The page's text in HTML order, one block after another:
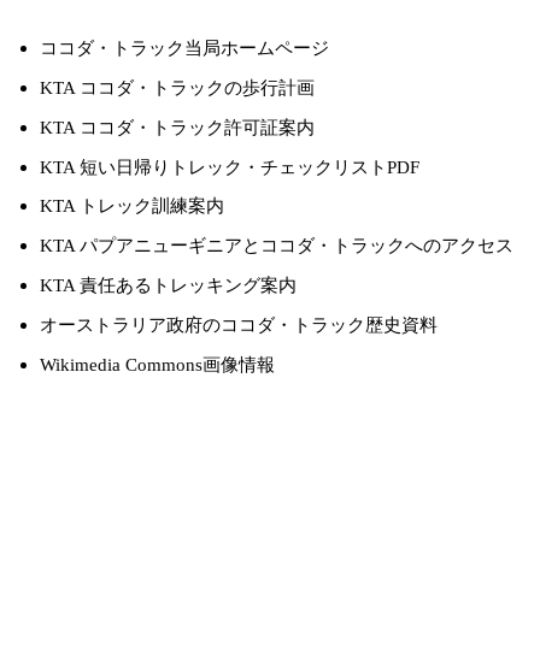
ココダ・トラック当局ホームページ
KTA ココダ・トラックの歩行計画
KTA ココダ・トラック許可証案内
KTA 短い日帰りトレック・チェックリストPDF
KTA トレック訓練案内
KTA パプアニューギニアとココダ・トラックへのアクセス
KTA 責任あるトレッキング案内
オーストラリア政府のココダ・トラック歴史資料
Wikimedia Commons画像情報